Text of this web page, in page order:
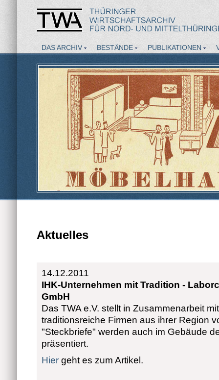
DAS ARCHIV BESTÄNDE PUBLIKATIONEN
Aktuelles
14.12.2011
IHK-Unternehmen mit Tradition -
GmbH
Das TWA e.V. stellt in Zusammenarbeit
traditionsreiche Firmen aus ihrer Region
"Steckbriefe" werden auch im Gebäude
präsentiert.
Hier geht es zum Artikel.